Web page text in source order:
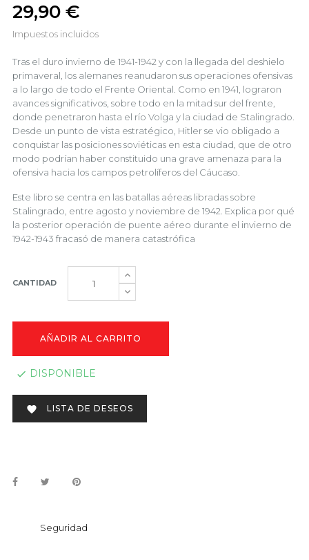
29,90 €
Impuestos incluidos
Tras el duro invierno de 1941-1942 y con la llegada del deshielo
primaveral, los alemanes reanudaron sus operaciones ofensivas
a lo largo de todo el Frente Oriental. Como en 1941, lograron
avances significativos, sobre todo en la mitad sur del frente,
donde penetraron hasta el río Volga y la ciudad de Stalingrado.
Desde un punto de vista estratégico, Hitler se vio obligado a
conquistar las posiciones soviéticas en esta ciudad, que de otro
modo podrían haber constituido una grave amenaza para la
ofensiva hacia los campos petrolíferos del Cáucaso.
Este libro se centra en las batallas aéreas libradas sobre
Stalingrado, entre agosto y noviembre de 1942. Explica por qué
la posterior operación de puente aéreo durante el invierno de
1942-1943 fracasó de manera catastrófica
CANTIDAD
AÑADIR AL CARRITO
 DISPONIBLE
 LISTA DE DESEOS
Seguridad